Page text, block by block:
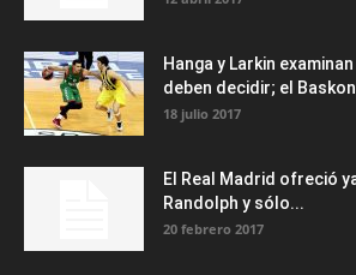
Hanga y Larkin
deben decidir; el
18 julio 2017
El Real Madrid ofreció
Randolph y sólo...
20 febrero 2017